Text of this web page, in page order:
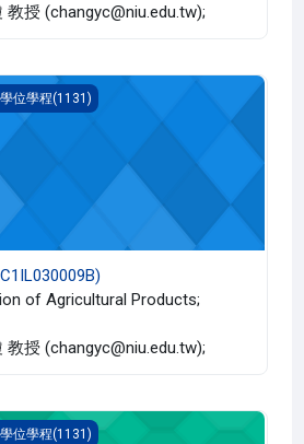
授 (changyc@niu.edu.tw);
位學程(1131)
of Agricultural Products;
授 (changyc@niu.edu.tw);
位學程(1131)